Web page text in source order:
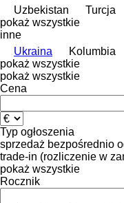
Uzbekistan
Turcja
pokaż wszystkie
inne
Ukraina
Kolumbia
pokaż wszystkie
pokaż wszystkie
Cena
Typ ogłoszenia
sprzedaż bezpośrednio
trade-in (rozliczenie w
pokaż wszystkie
Rocznik